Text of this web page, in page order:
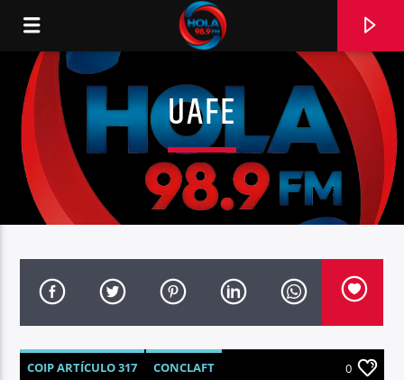
RADIO HOLA
UAFE
COIP ARTÍCULO 317
CONCLAFT
0